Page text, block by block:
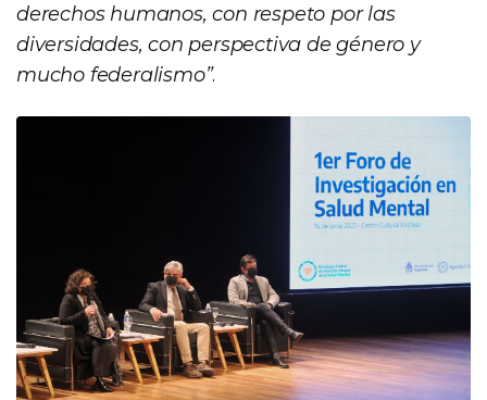
derechos humanos, con respeto por las
diversidades, con perspectiva de género y
mucho federalismo”.